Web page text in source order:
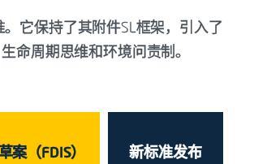
。它保持了其附件SL框架，引入了
命周期思维和环境问责制。
案（FDIS）
新标准发布